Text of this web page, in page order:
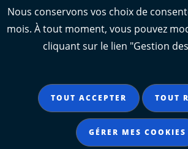
Accessibilité : partiellement
Mentions légales
Données personnelles
Gestion des cookies
Nous conservons vos choix de
mois. À tout moment, vous pouvez
cliquant sur le lien "Gestion
TOUT ACCEPTER TOUT
GÉRER MES COOKIES